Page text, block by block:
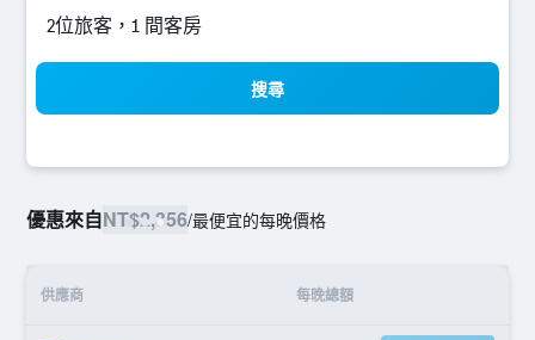
2位旅客，1 間客房
搜尋
優惠來自NT$2,356/最便宜的每晚價格
供應商 每晚總額